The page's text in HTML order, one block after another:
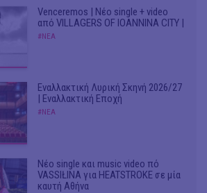
Venceremos | Νέο single + video
από VILLAGERS OF IOANNINA CITY |
#ΝΕΑ
Εναλλακτική Λυρική Σκηνή 2026/27
| Εναλλακτική Εποχή
#ΝΕΑ
Νέο single και music video πό
VASSIŁINA για HEATSTROKE σε μία
καυτή Αθήνα